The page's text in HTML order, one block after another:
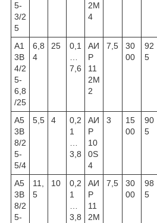
5-
3/2
5
2М
4
А1
3В
4/2
5-
6,8
/25
6,8
4
25
0,1
…
7,6
АИ
Р
11
2М
2
7,5
30
00
92
5
А5
3В
8/2
5-
5/4
5,5 4
0,2
1
…
3,8
АИ
Р
10
0S
4
3
15
00
90
5
А5
3В
8/2
5-
11,
5
10
0,2
1
…
3,8
АИ
Р
11
2М
7,5
30
00
98
5